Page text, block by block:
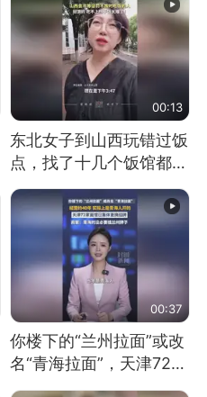
00:13
东北女子到山西玩错过饭
点，找了十几个饭馆都没
开门：午休到几点
00:37
你楼下的“兰州拉面”或改
名“青海拉面”，天津72家
面馆已集体更换招牌